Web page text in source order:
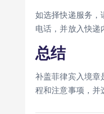
如选择快递服务，
电话，并放入快递
总结
补盖菲律宾入境章
程和注意事项，并